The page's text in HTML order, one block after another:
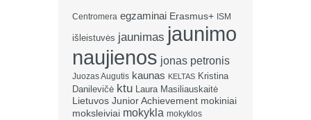
Centromera egzaminai Erasmus+ ISM
išleistuvės jaunimas jaunimo
naujienos jonas petronis
Juozas Augutis kaunas KELTAS Kristina
Danilevičė ktu
Laura Masiliauskaitė
Lietuvos Junior Achievement mokiniai
moksleiviai mokykla mokyklos